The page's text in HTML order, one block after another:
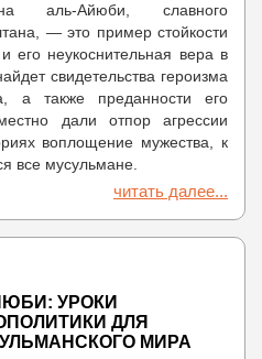
аль-Айюби, славного
— это пример стойкости
его неукоснительная вера в
свидетельства героизма
а также преданности его
дали отпор агрессии
воплощение мужества, к
все мусульмане.
читать далее...
УРОКИ
ДЛЯ
МИРА